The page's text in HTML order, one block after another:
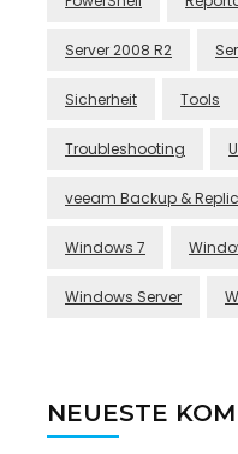
Server 2008 R2
Sicherheit Tools
Troubleshooting
veeam Backup &
Windows 7
Windows Server
NEUESTE